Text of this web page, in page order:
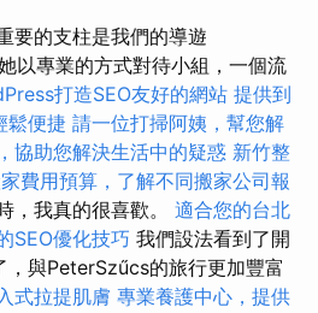
要的支柱是我們的導遊
以專業的方式對待小組，一個流
打造SEO友好的網站 提供到
鬆便捷 請一位打掃阿姨，幫您解
協助您解決生活中的疑惑 新竹整
費用預算，了解不同搬家公司報
，我真的很喜歡。 適合您的台北
SEO優化技巧 我們設法看到了開
，與PeterSzűcs的旅行更加豐富
式拉提肌膚 專業養護中心，提供